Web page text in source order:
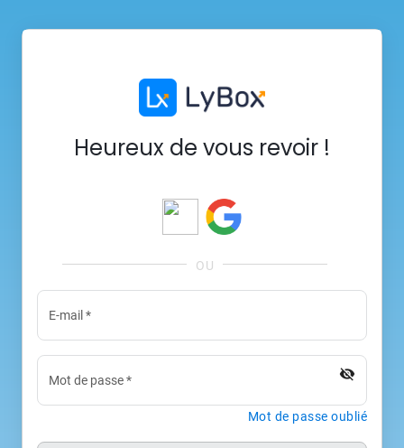
Heureux de vous revoir !
E-mail *
Mot de passe* visibility_off
Mot de passe oublié